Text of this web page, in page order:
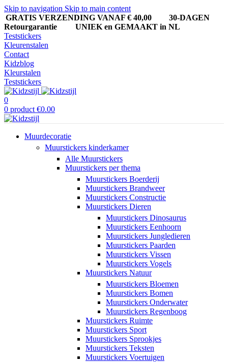
Skip to navigation Skip to main content
GRATIS VERZENDING VANAF € 40,00
30-DAGEN
Retourgarantie UNIEK en GEMAAKT in NL
Teststickers
Kleurenstalen
Contact
Kidzblog
Kleurstalen
Teststickers
0
0 product €0.00
Muurdecoratie
Muurstickers kinderkamer
Alle Muurstickers
Muurstickers per thema
Muurstickers Boerderij
Muurstickers Brandweer
Muurstickers Constructie
Muurstickers Dieren
Muurstickers Dinosaurus
Muurstickers Eenhoorn
Muurstickers Jungledieren
Muurstickers Paarden
Muurstickers Vissen
Muurstickers Vogels
Muurstickers Natuur
Muurstickers Bloemen
Muurstickers Bomen
Muurstickers Onderwater
Muurstickers Regenboog
Muurstickers Ruimte
Muurstickers Sport
Muurstickers Sprookjes
Muurstickers Teksten
Muurstickers Voertuigen